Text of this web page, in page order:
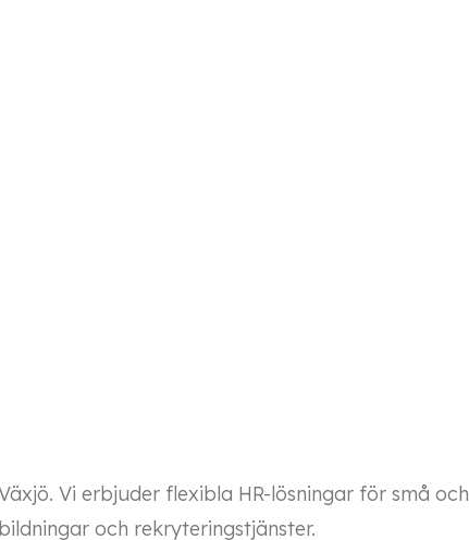
Vi erbjuder flexibla HR-lösningar för små och
och rekryteringstjänster.